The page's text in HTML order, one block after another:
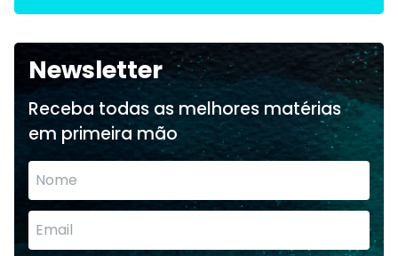
Newsletter
Receba todas as melhores matérias
em primeira mão